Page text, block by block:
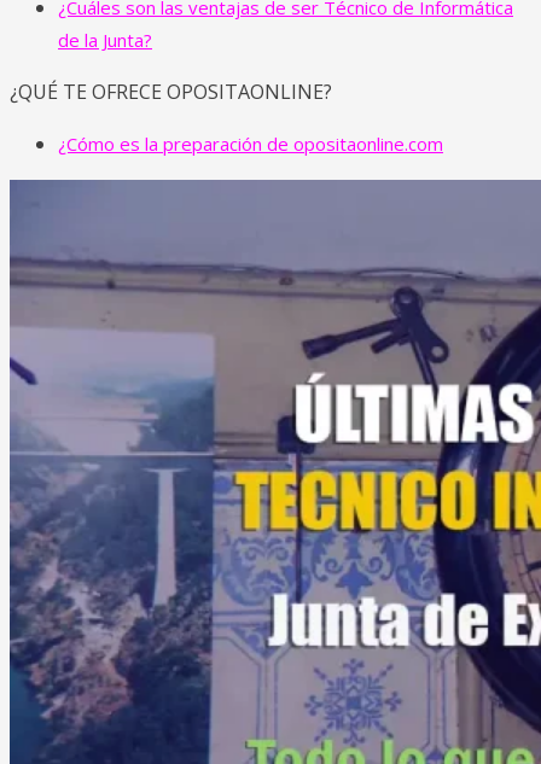
¿Cuáles son las ventajas de ser Técnico de Informática
de la Junta?
¿QUÉ TE OFRECE OPOSITAONLINE?
¿Cómo es la preparación de opositaonline.com